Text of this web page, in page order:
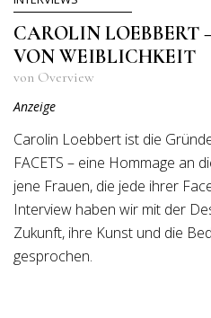
CAROLIN LOEBBERT
VON WEIBLICHKEIT
von Overview
Anzeige
Carolin Loebbert ist die
FACETS – eine Hommage an
jene Frauen, die jede ihrer
Interview haben wir mit der
Zukunft, ihre Kunst und die
gesprochen.